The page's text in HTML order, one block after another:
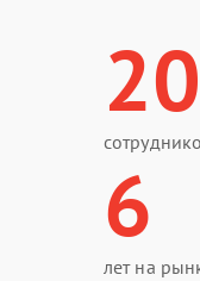
20
6
лет на